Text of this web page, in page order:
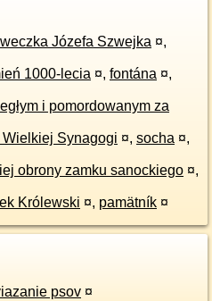
Józefa Szwejka ¤,
1000-lecia ¤, fontána ¤,
i pomordowanym za
Wielkiej Synagogi ¤, socha ¤,
obrony zamku sanockiego ¤,
Królewski ¤, pamätník ¤
psov ¤